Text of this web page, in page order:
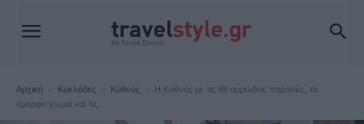
Αρχική Κυκλάδες Κύθνος
Η Κύθνος με τις 98 αμμώδεις παραλίες, τα
όμορφα χωριά και τις...